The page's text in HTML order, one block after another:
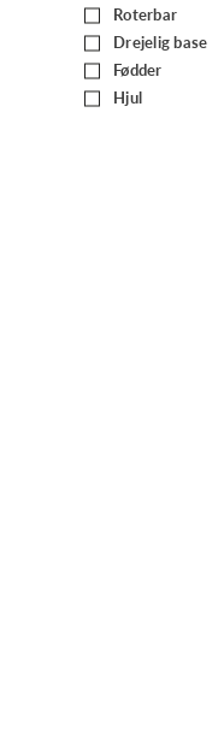
Roterbar
Drejelig base
Fødder
Hjul